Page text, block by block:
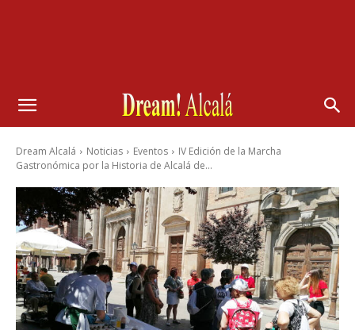
Dream Alcalá Noticias Eventos
IV Edición de la Marcha
Gastronómica por la Historia de Alcalá de...